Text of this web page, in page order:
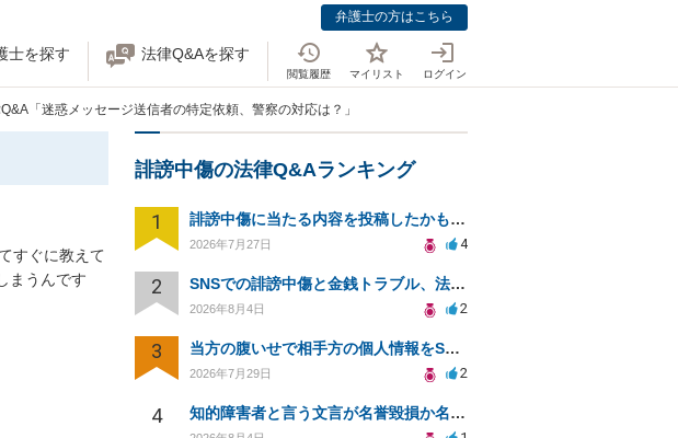
弁護士の方はこちら
士を探す 法律Q&Aを探す
閲覧履歴 マイリスト ログイン
「迷惑メッセージ送信者の特定依頼、警察の対応は？」
すぐに教えて
まうんです
誹謗中傷の法律Q&Aランキング
1 誹謗中傷に当たる内容を投稿したかもしれない。開示請求や民事刑事裁判に発展しうるのか教えて欲しい。
2026年7月27日 4
2 SNSでの誹謗中傷と金銭トラブル、法的対応の相談
2026年8月4日 2
3 当方の腹いせで相手方の個人情報をSNSで晒してしまい名誉毀損させてしまったかもしれない
2026年7月29日 2
4 知的障害者と言う文言が名誉毀損か名誉感情の侵害になるか教えてほしい。